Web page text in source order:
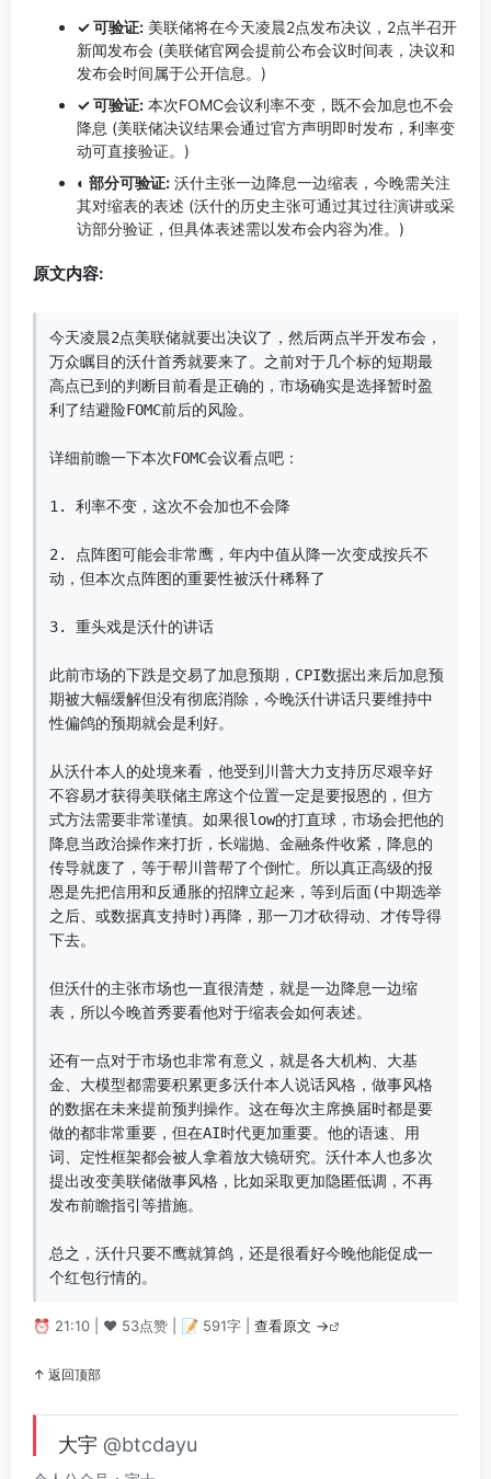
✓ 可验证: 美联储将在今天凌晨2点发布决议，2点半召开
新闻发布会 (美联储官网会提前公布会议时间表，决议和
发布会时间属于公开信息。)
✓ 可验证: 本次FOMC会议利率不变，既不会加息也不会
降息 (美联储决议结果会通过官方声明即时发布，利率变
动可直接验证。)
◐ 部分可验证: 沃什主张一边降息一边缩表，今晚需关注
其对缩表的表述 (沃什的历史主张可通过其过往演讲或采
访部分验证，但具体表述需以发布会内容为准。)
原文内容:
今天凌晨2点美联储就要出决议了，然后两点半开发布会，
万众瞩目的沃什首秀就要来了。之前对于几个标的短期最
高点已到的判断目前看是正确的，市场确实是选择暂时盈
利了结避险FOMC前后的风险。
详细前瞻一下本次FOMC会议看点吧：
1. 利率不变，这次不会加也不会降
2. 点阵图可能会非常鹰，年内中值从降一次变成按兵不
动，但本次点阵图的重要性被沃什稀释了
3. 重头戏是沃什的讲话
此前市场的下跌是交易了加息预期，CPI数据出来后加息预
期被大幅缓解但没有彻底消除，今晚沃什讲话只要维持中
性偏鸽的预期就会是利好。
从沃什本人的处境来看，他受到川普大力支持历尽艰辛好
不容易才获得美联储主席这个位置一定是要报恩的，但方
式方法需要非常谨慎。如果很low的打直球，市场会把他的
降息当政治操作来打折，长端抛、金融条件收紧，降息的
传导就废了，等于帮川普帮了个倒忙。所以真正高级的报
恩是先把信用和反通胀的招牌立起来，等到后面(中期选举
之后、或数据真支持时)再降，那一刀才砍得动、才传导得
下去。
但沃什的主张市场也一直很清楚，就是一边降息一边缩
表，所以今晚首秀要看他对于缩表会如何表述。
还有一点对于市场也非常有意义，就是各大机构、大基
金、大模型都需要积累更多沃什本人说话风格，做事风格
的数据在未来提前预判操作。这在每次主席换届时都是要
做的都非常重要，但在AI时代更加重要。他的语速、用
词、定性框架都会被人拿着放大镜研究。沃什本人也多次
提出改变美联储做事风格，比如采取更加隐匿低调，不再
发布前瞻指引等措施。
总之，沃什只要不鹰就算鸽，还是很看好今晚他能促成一
个红包行情的。
⏰ 21:10 | ❤️ 53点赞 | 📝 591字 | 查看原文 →
↑ 返回顶部
大宇 @btcdayu